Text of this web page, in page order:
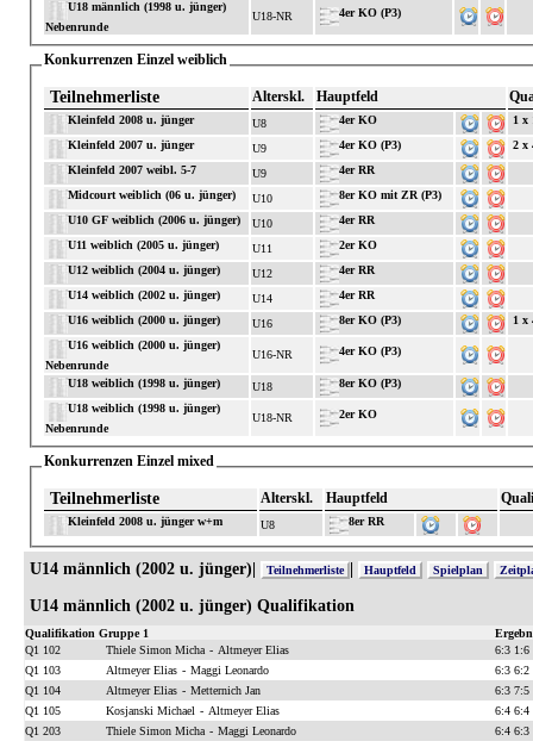
U18 männlich (1998 u. jünger)
Nebenrunde
U18-NR 4er KO (P3)
Konkurrenzen Einzel weiblich
Teilnehmerliste Alterskl. Hauptfeld
Kleinfeld 2008 u. jünger U8 4er KO
1 x
Kleinfeld 2007 u. jünger
U9 4er KO (P3)
2 x
Kleinfeld 2007 weibl. 5-7
U9
4er RR
Midcourt weiblich (06 u. jünger)
U10
8er KO mit ZR (P3)
U10 GF weiblich (2006 u. jünger)
U10
4er RR
U11 weiblich (2005 u. jünger)
U11
2er KO
U12 weiblich (2004 u. jünger)
U12
4er RR
U14 weiblich (2002 u. jünger)
U14
4er RR
U16 weiblich (2000 u. jünger)
U16 8er KO (P3)
1 x
U16 weiblich (2000 u. jünger)
Nebenrunde
U16-NR 4er KO (P3)
U18 weiblich (1998 u. jünger) U18
8er KO (P3)
U18 weiblich (1998 u. jünger)
Nebenrunde
U18-NR 2er KO
Konkurrenzen Einzel mixed
Teilnehmerliste Alterskl. Hauptfeld
Kleinfeld 2008 u. jünger w+m U8 8er RR
U14 männlich (2002 u. jünger)| Teilnehmerliste Hauptfeld Spielplan
U14 männlich (2002 u. jünger) Qualifikation
Qualifikation Gruppe 1
Q1 102
Thiele Simon Micha - Altmeyer Elias
6:3 1:6
Q1 103
Altmeyer Elias - Maggi Leonardo
6:3 6:2
Q1 104
Altmeyer Elias - Metternich Jan
6:3 7:5
Q1 105
Kosjanski Michael - Altmeyer Elias
6:4 6:4
Q1 203
Thiele Simon Micha - Maggi Leonardo
6:4 6:3